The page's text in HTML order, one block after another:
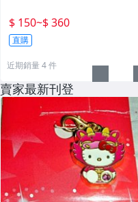
$ 150~$ 360
直購
近期銷量 4 件
賣家最新刊登